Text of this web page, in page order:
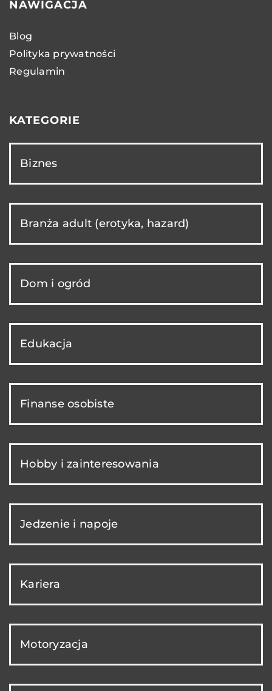
NAWIGACJA
Blog
Polityka prywatności
Regulamin
KATEGORIE
Biznes
Branża adult (erotyka, hazard)
Dom i ogród
Edukacja
Finanse osobiste
Hobby i zainteresowania
Jedzenie i napoje
Kariera
Motoryzacja